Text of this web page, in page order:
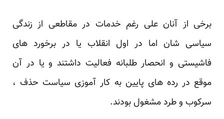
برخی از آنان علی رغم خدمات در مقاطعی از زندگی
سیاسی شان اما در اول انقلاب یا در برخورد های
فاشیستی و انحصار طلبانه فعالیت داشتند و یا در آن
موقع در رده های پایین به کار آموزی سیاست حذف ،
سرکوب و طرد مشغول بودند.